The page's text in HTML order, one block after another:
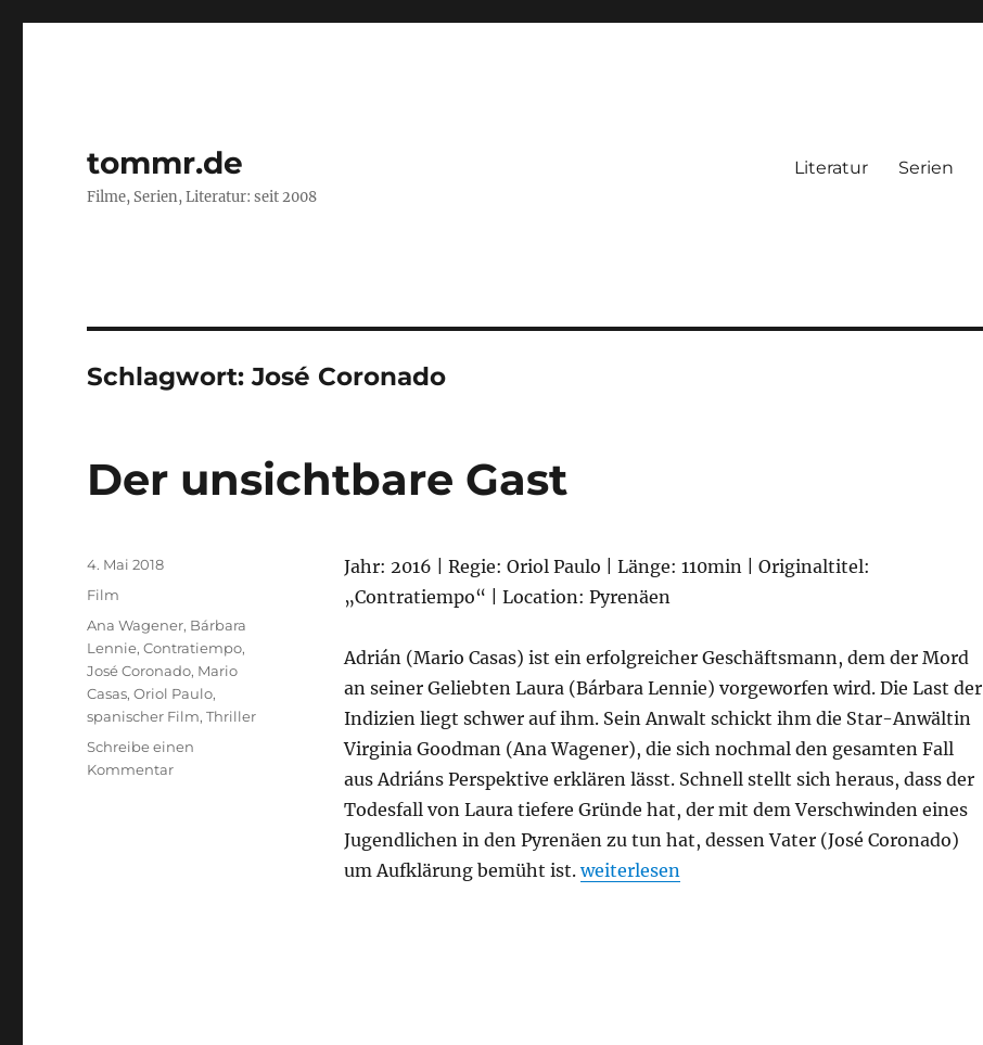
tommr.de
Filme, Serien, Literatur: seit 2008
Literatur Serien
Schlagwort:José Coronado
Der unsichtbare Gast
Jahr: 2016 | Regie: Oriol Paulo | Länge: 110min | Originaltitel:
„Contratiempo“ | Location: Pyrenäen
Adrián (Mario Casas) ist ein erfolgreicher Geschäftsmann, dem der Mord
an seiner Geliebten Laura (Bárbara Lennie) vorgeworfen wird. Die Last der
Indizien liegt schwer auf ihm. Sein Anwalt schickt ihm die Star-Anwältin
Virginia Goodman (Ana Wagener), die sich nochmal den gesamten Fall
aus Adriáns Perspektive erklären lässt. Schnell stellt sich heraus, dass der
Todesfall von Laura tiefere Gründe hat, der mit dem Verschwinden eines
Jugendlichen in den Pyrenäen zu tun hat, dessen Vater (José Coronado)
um Aufklärung bemüht ist.„Der unsichtbare Gast“
weiterlesen
Veröffentlicht
am
4. Mai 2018
Kategorien
Film
Schlagwörter
Ana Wagener, Bárbara
Lennie,Contratiempo,
José Coronado, Mario
Casas,Oriol Paulo,
spanischer Film,Thriller
Schreibe einen
Kommentarzu